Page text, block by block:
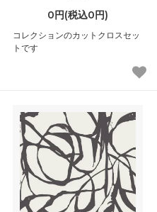
0円(税込0円)
コレクションのカットクロスセッ
トです